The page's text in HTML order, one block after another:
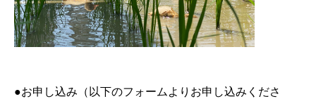
●お申し込み（以下のフォームよりお申し込みくださ